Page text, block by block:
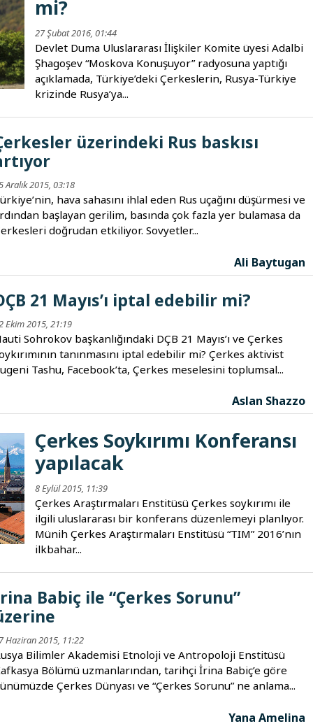
mi?
27 Şubat 2016, 01:44
Devlet Duma Uluslararası İlişkiler Komite üyesi Adalbi
Şhagoşev “Moskova Konuşuyor” radyosuna yaptığı
açıklamada, Türkiye’deki Çerkeslerin, Rusya-Türkiye
krizinde Rusya’ya...
üzerindeki Rus baskısı
Aralık 2015, 03:18
hava sahasını ihlal eden Rus uçağını düşürmesi ve
başlayan gerilim, basında çok fazla yer bulamasa da
doğrudan etkiliyor. Sovyetler...
Ali Baytugan
21 Mayıs’ı iptal edebilir mi?
Ekim 2015, 21:19
Sohrokov başkanlığındaki DÇB 21 Mayıs’ı ve Çerkes
tanınmasını iptal edebilir mi? Çerkes aktivist
Tashu, Facebook’ta, Çerkes meselesini toplumsal...
Aslan Shazzo
Çerkes Soykırımı Konferansı
yapılacak
8 Eylül 2015, 11:39
Çerkes Araştırmaları Enstitüsü Çerkes soykırımı ile
ilgili uluslararası bir konferans düzenlemeyi planlıyor.
Münih Çerkes Araştırmaları Enstitüsü “TIM” 2016’nın
ilkbahar...
Babiç ile “Çerkes Sorunu”
Haziran 2015, 11:22
Bilimler Akademisi Etnoloji ve Antropoloji Enstitüsü
Bölümü uzmanlarından, tarihçi İrina Babiç’e göre
Çerkes Dünyası ve “Çerkes Sorunu” ne anlama...
Yana Amelina